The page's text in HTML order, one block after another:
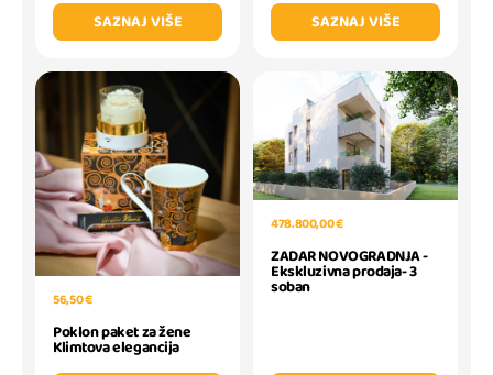
SAZNAJ VIŠE
SAZNAJ VIŠE
56,50 €
Poklon paket za žene
Klimtova elegancija
478.800,00 €
ZADAR NOVOGRADNJA -
Ekskluzivna prodaja- 3
soban